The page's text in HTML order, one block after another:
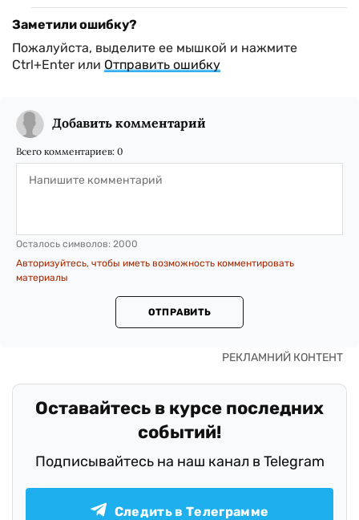
Заметили ошибку?
Пожалуйста, выделите ее мышкой и нажмите
Ctrl+Enter или Отправить ошибку
Добавить комментарий
Всего комментариев: 0
Осталось символов: 2000
Авторизуйтесь, чтобы иметь возможность комментировать
материалы
ОТПРАВИТЬ
Оставайтесь в курсе последних
событий!
Подписывайтесь на наш канал в Telegram
Следить в Телеграмме